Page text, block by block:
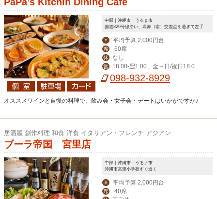
中部｜沖縄市・うるま市
国道329号線沿い、高原（南）交差点を過ぎて左手
￥ 平均予算 2,000円台
席 60席
休 なし
営
18:00‐翌1:00、金～日/祝日18:00-
翌2:00
098-932-8929
オススメワインと自慢の料理で、飲み会・女子会・デートはいかがですか♪
居酒屋 創作料理 和食 洋食 イタリアン・フレンチ アジアン
ブーラ帝国 宮里店
中部｜沖縄市・うるま市
沖縄市宮里小学校すぐ近く
￥ 平均予算 2,000円台
席 40席